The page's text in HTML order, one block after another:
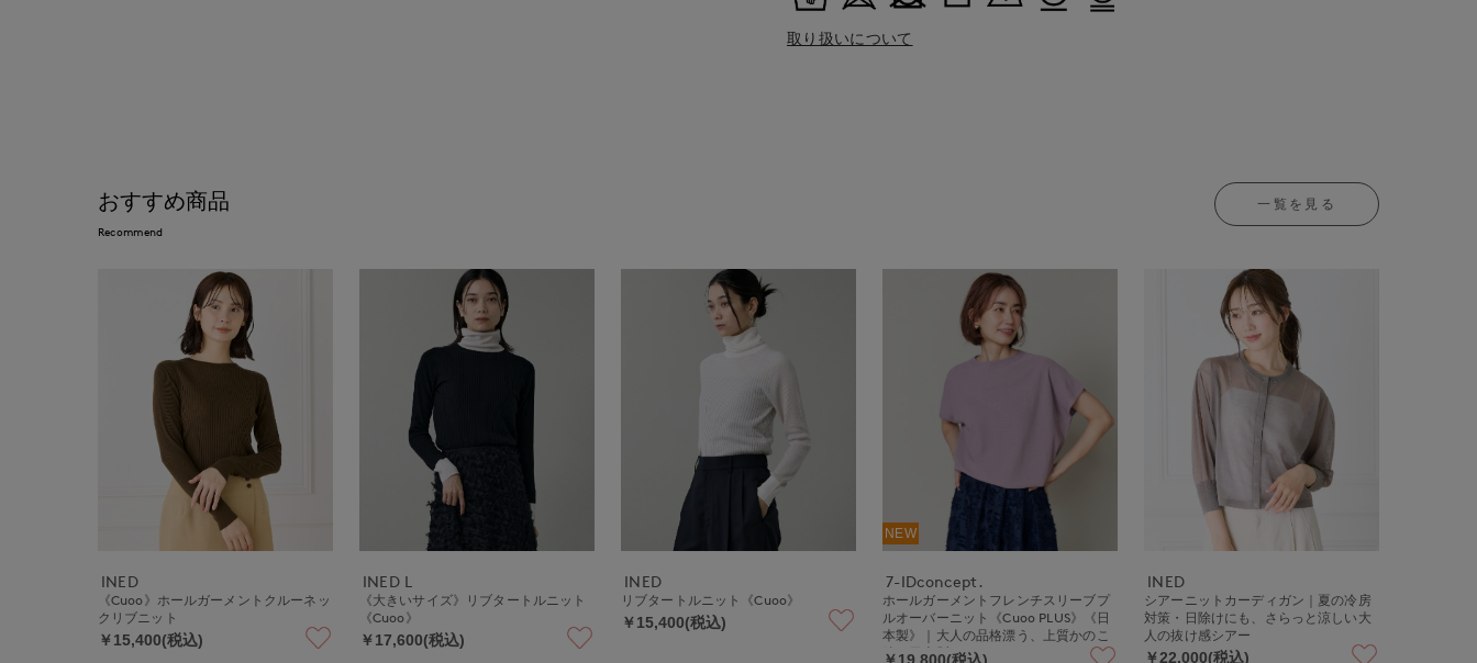
取り扱いについて
おすすめ商品
Recommend
一覧を見る
INED
《Cuoo》ホールガーメントクルーネッ
クリブニット
￥15,400(税込)
INED L
《大きいサイズ》リブタートルニット
《Cuoo》
￥17,600(税込)
INED
リブタートルニット《Cuoo》
￥15,400(税込)
NEW
7-IDconcept.
ホールガーメントフレンチスリーブプ
ルオーバーニット《Cuoo PLUS》《日
本製》｜大人の品格漂う、上質かのこ
編み日本製ニット
INED
シアーニットカーディガン｜夏の冷房
対策・日除けにも、さらっと涼しい大
人の抜け感シアー
￥22,000(税込)